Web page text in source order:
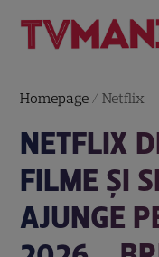
Homepage /Netflix
NETFLIX
FILME ȘI
AJUNGE